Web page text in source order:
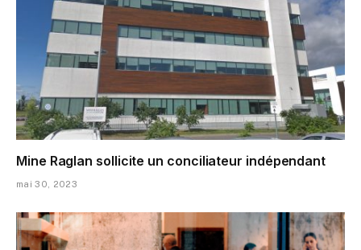
Mine Raglan sollicite un conciliateur indépendant
mai 30, 2023